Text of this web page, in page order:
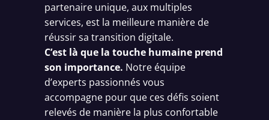
partenaire unique, aux multiples
services, est la meilleure manière de
réussir sa transition digitale.
C’est là que la touche humaine prend
son importance. Notre équipe
d’experts passionnés vous
accompagne pour que ces défis soient
relevés de manière la plus confortable